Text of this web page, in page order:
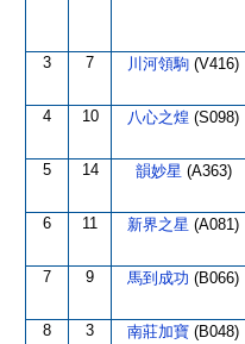
3 7 川河領駒 (V416)
4 10 八心之煌 (S098)
5 14 韻妙星 (A363)
6 11 新界之星 (A081)
7 9 馬到成功 (B066)
8 3 南莊加寶 (B048)